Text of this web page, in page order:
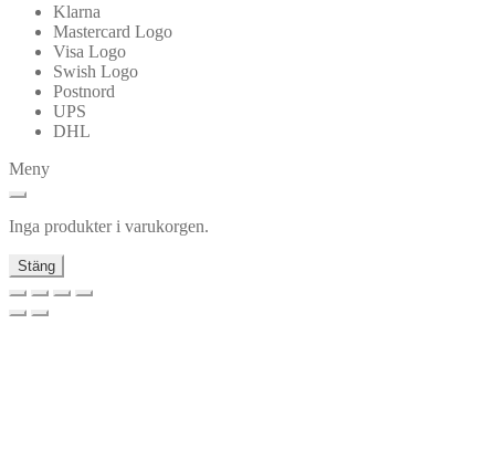
Klarna
Mastercard Logo
Visa Logo
Swish Logo
Postnord
UPS
DHL
Meny
Inga produkter i varukorgen.
Stäng